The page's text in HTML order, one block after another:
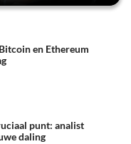
en Ethereum
punt: analist
daling